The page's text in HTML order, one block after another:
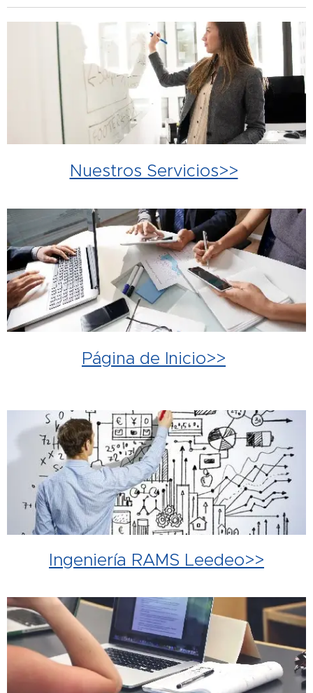
Nuestros Servicios>>
Página de Inicio>>
Ingeniería RAMS Leedeo>>